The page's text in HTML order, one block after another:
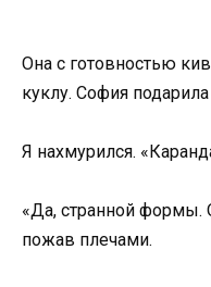
Она с готовностью
куклу. София
Я нахмурился.
«Да, странной формы.
пожав плечами.